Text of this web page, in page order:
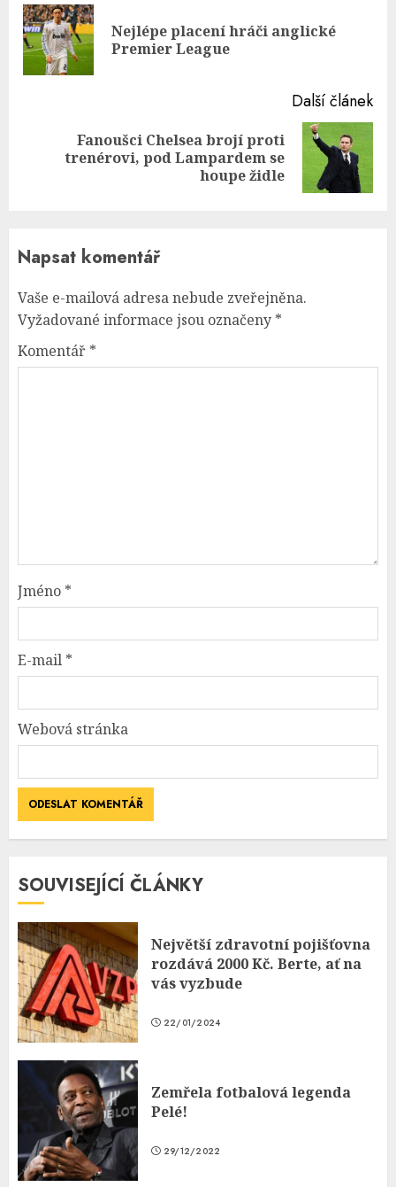
ReadingNejlépe placení hráči anglické
Premier League
Další článek
Fanoušci Chelsea brojí proti
trenérovi, pod Lampardem se
houpe židle
Napsat komentář
Vaše e-mailová adresa nebude zveřejněna.
Vyžadované informace jsou označeny *
Komentář *
Jméno *
E-mail *
Webová stránka
SOUVISEJÍCÍ ČLÁNKY
Největší zdravotní pojišťovna
rozdává 2000 Kč. Berte, ať na
vás vyzbude
22/01/2024
Zemřela fotbalová legenda
Pelé!
29/12/2022